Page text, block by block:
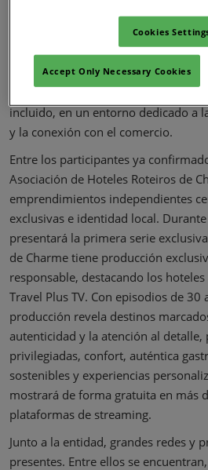
La presencia de estos grupos
hotelero representado en la feria,
internacionales hasta unidades
incluido, en un entorno dedicado a
y la conexión con el comercio.
Entre los participantes ya
Asociación de Hoteles Roteiros de
emprendimientos independientes
exclusivas e identidad local.
presentará la primera serie
de Charme tiene producción
responsable, destacando los
Travel Plus TV. Con episodios de 30
producción revela destinos
autenticidad y la atención al detalle,
privilegiadas, confort, auténtica
sostenibles y experiencias
mostrará de forma gratuita en más
plataformas de streaming.
Junto a la entidad, grandes redes y
presentes. Entre ellos se
Cookies
Accept Only Necessary Cookies